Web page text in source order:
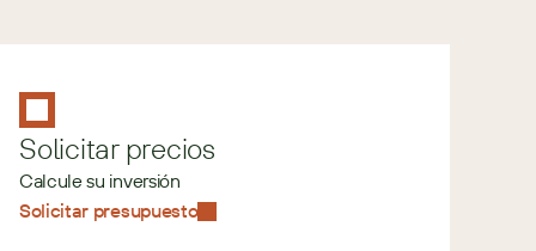
Solicitar precios
Calcule su inversión
Solicitar presupuesto